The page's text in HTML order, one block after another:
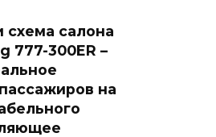
салона
777-300ER –
на